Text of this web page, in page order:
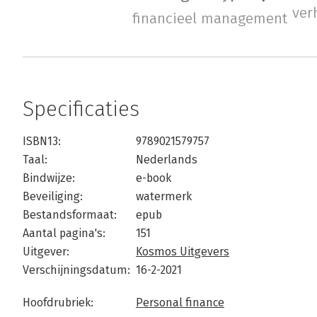
financieel management
Specificaties
ISBN13:
9789021579757
Taal:
Nederlands
Bindwijze:
e-book
Beveiliging:
watermerk
Bestandsformaat:
epub
Aantal pagina's:
151
Uitgever:
Kosmos Uitgevers
Verschijningsdatum: 16-2-2021
Hoofdrubriek: Personal finance